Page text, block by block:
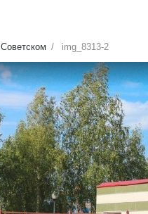
img_8313-2